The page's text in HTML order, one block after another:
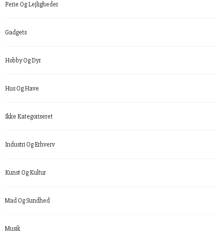
Ferie Og Lejligheder
Gadgets
Hobby Og Dyr
Hus Og Have
Ikke Kategoriseret
Industri Og Erhverv
Kunst Og Kultur
Mad Og Sundhed
Musik